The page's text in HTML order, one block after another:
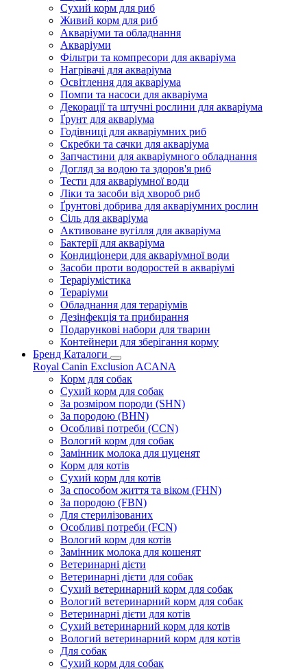
Сухий корм для риб
Живий корм для риб
Акваріуми та обладнання
Акваріуми
Фільтри та компресори для акваріума
Нагрівачі для акваріума
Освітлення для акваріума
Помпи та насоси для акваріума
Декорації та штучні рослини для акваріума
Ґрунт для акваріума
Годівниці для акваріумних риб
Скребки та сачки для акваріума
Запчастини для акваріумного обладнання
Догляд за водою та здоров'я риб
Тести для акваріумної води
Ліки та засоби від хвороб риб
Ґрунтові добрива для акваріумних рослин
Сіль для акваріума
Активоване вугілля для акваріума
Бактерії для акваріума
Кондиціонери для акваріумної води
Засоби проти водоростей в акваріумі
Тераріумістика
Тераріуми
Обладнання для тераріумів
Дезінфекція та прибирання
Подарункові набори для тварин
Контейнери для зберігання корму
Бренд Каталоги
Royal Canin Exclusion ACANA
Корм для собак
Сухий корм для собак
За розміром породи (SHN)
За породою (BHN)
Особливі потреби (CCN)
Вологий корм для собак
Замінник молока для цуценят
Корм для котів
Сухий корм для котів
За способом життя та віком (FHN)
За породою (FBN)
Для стерилізованих
Особливі потреби (FCN)
Вологий корм для котів
Замінник молока для кошенят
Ветеринарні дієти
Ветеринарні дієти для собак
Сухий ветеринарний корм для собак
Вологий ветеринарний корм для собак
Ветеринарні дієти для котів
Сухий ветеринарний корм для котів
Вологий ветеринарний корм для котів
Для собак
Сухий корм для собак